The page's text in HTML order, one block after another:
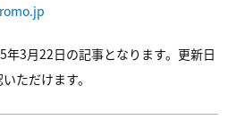
3月22日の記事となります。更新日
ただけます。